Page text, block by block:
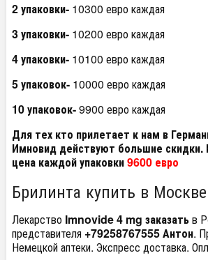
2 упаковки- 10300 евро каждая
3 упаковки- 10200 евро каждая
4 упаковки- 10100 евро каждая
5 упаковок- 10000 евро каждая
10 упаковок-9900 евро каждая
Для тех кто прилетает к нам в
Имновид действуют большие скидки.
цена каждой упаковки9600 евро
Брилинта купить в Москве
Лекарство Imnovide 4 mg заказатьв
представителя +79258767555 Антон.
Немецкой аптеки. Экспресс доставка.